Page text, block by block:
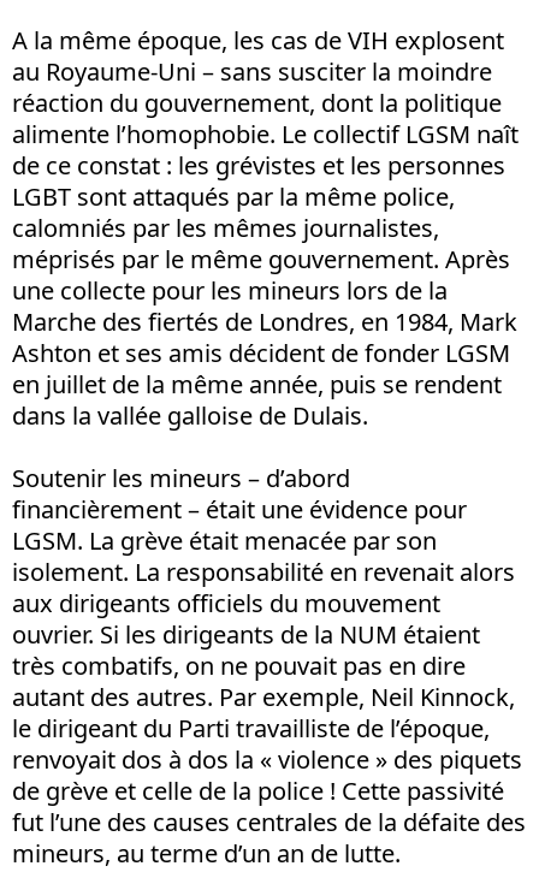
A la même époque, les cas de VIH explosent
au Royaume-Uni – sans susciter la moindre
réaction du gouvernement, dont la politique
alimente l’homophobie. Le collectif LGSM naît
de ce constat : les grévistes et les personnes
LGBT sont attaqués par la même police,
calomniés par les mêmes journalistes,
méprisés par le même gouvernement. Après
une collecte pour les mineurs lors de la
Marche des fiertés de Londres, en 1984, Mark
Ashton et ses amis décident de fonder LGSM
en juillet de la même année, puis se rendent
dans la vallée galloise de Dulais.
Soutenir les mineurs – d’abord
financièrement – était une évidence pour
LGSM. La grève était menacée par son
isolement. La responsabilité en revenait alors
aux dirigeants officiels du mouvement
ouvrier. Si les dirigeants de la NUM étaient
très combatifs, on ne pouvait pas en dire
autant des autres. Par exemple, Neil Kinnock,
le dirigeant du Parti travailliste de l’époque,
renvoyait dos à dos la « violence » des piquets
de grève et celle de la police ! Cette passivité
fut l’une des causes centrales de la défaite des
mineurs, au terme d’un an de lutte.